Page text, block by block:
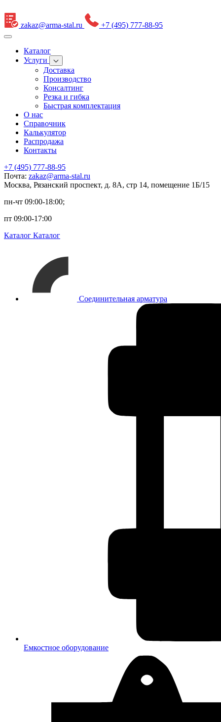
zakaz@arma-stal.ru +7 (495) 777-88-95
Каталог
Услуги
Доставка
Производство
Консалтинг
Резка и гибка
Быстрая комплектация
О нас
Справочник
Калькулятор
Распродажа
Контакты
+7 (495) 777-88-95
Почта: zakaz@arma-stal.ru
Москва, Рязанский проспект, д. 8А, стр 14, помещение 1Б/15
пн-чт 09:00-18:00;
пт 09:00-17:00
Каталог Каталог
Соединительная арматура
Емкостное оборудование